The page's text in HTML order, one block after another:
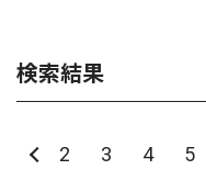
検索結果
2 3 4 5